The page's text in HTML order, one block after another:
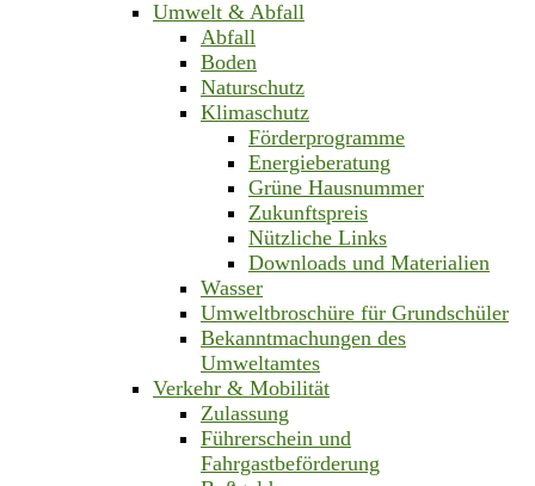
Umwelt & Abfall
Abfall
Boden
Naturschutz
Klimaschutz
Förderprogramme
Energieberatung
Grüne Hausnummer
Zukunftspreis
Nützliche Links
Downloads und Materialien
Wasser
Umweltbroschüre für Grundschüler
Bekanntmachungen des
Umweltamtes
Verkehr & Mobilität
Zulassung
Führerschein und
Fahrgastbeförderung